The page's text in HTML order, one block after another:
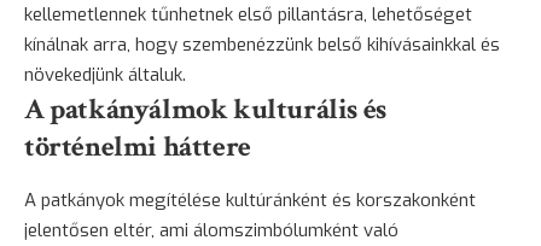
kellemetlennek tűnhetnek első pillantásra, lehetőséget
kínálnak arra, hogy szembenézzünk belső kihívásainkkal és
növekedjünk általuk.
A patkányálmok kulturális és
történelmi háttere
A patkányok megítélése kultúránként és korszakonként
jelentősen eltér, ami álomszimbólumként való